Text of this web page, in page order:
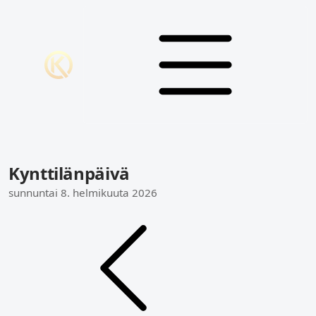
Kynttilänpäivä
sunnuntai 8. helmikuuta 2026